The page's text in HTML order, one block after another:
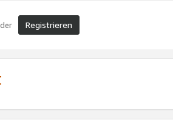
Registrieren